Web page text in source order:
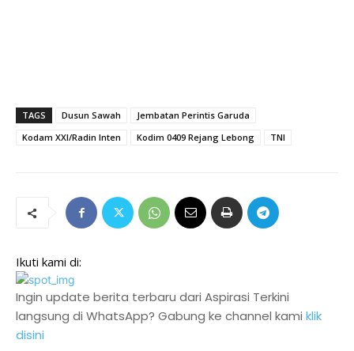
TAGS Dusun Sawah
Jembatan Perintis Garuda
Kodam XXI/Radin Inten
Kodim 0409 Rejang Lebong TNI
Ikuti kami di:
Ingin update berita terbaru dari Aspirasi Terkini
langsung di WhatsApp? Gabung ke channel kami klik
disini